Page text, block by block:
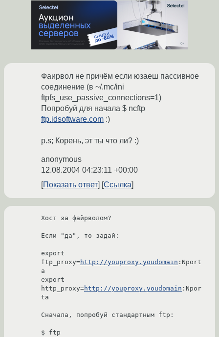
Фаирвол не причём если юзаеш пассивное
соединение (в ~/.mc/ini
ftpfs_use_passive_connections=1)
Попробуй для начала $ ncftp
ftp.idsoftware.com :)
p.s; Корень, эт ты что ли? :)
anonymous
12.08.2004 04:23:11 +00:00
Показать ответ
Ссылка
Хост за файрволом?
Если "да", то задай:
export
ftp_proxy=http://youproxy.youdomain :Nport
a
export
http_proxy=http://youproxy.youdomain :Npor
ta
Сначала, попробуй стандартным ftp:
$ ftp